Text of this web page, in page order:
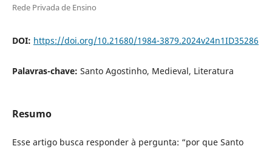
Rede Privada de Ensino
DOI: https://doi.org/10.21680/1984-3879.2024v24n1ID35286
Palavras-chave: Santo Agostinho, Medieval, Literatura
Resumo
Esse artigo busca responder à pergunta: “por que Santo